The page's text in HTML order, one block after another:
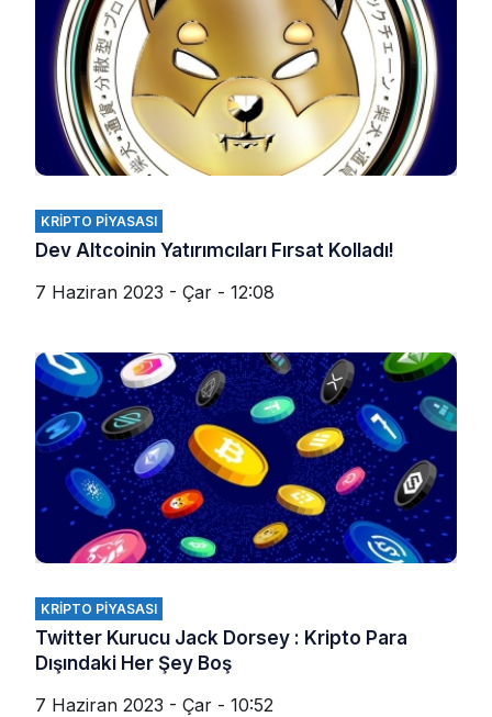
KRIPTO PIYASASI
Dev Altcoinin Yatırımcıları Fırsat Kolladı!
7 Haziran 2023 - Çar - 12:08
KRIPTO PIYASASI
Twitter Kurucu Jack Dorsey : Kripto Para
Dışındaki Her Şey Boş
7 Haziran 2023 - Çar - 10:52